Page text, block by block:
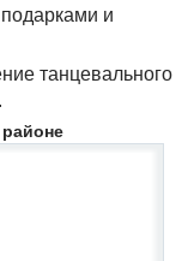
и
танцевального